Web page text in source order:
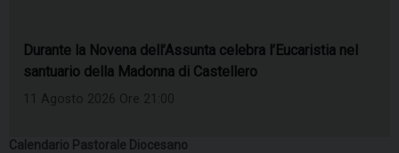
Durante la Novena dell’Assunta celebra l’Eucaristia nel
santuario della Madonna di Castellero
11 Agosto 2026 Ore 21:00
Calendario Pastorale Diocesano